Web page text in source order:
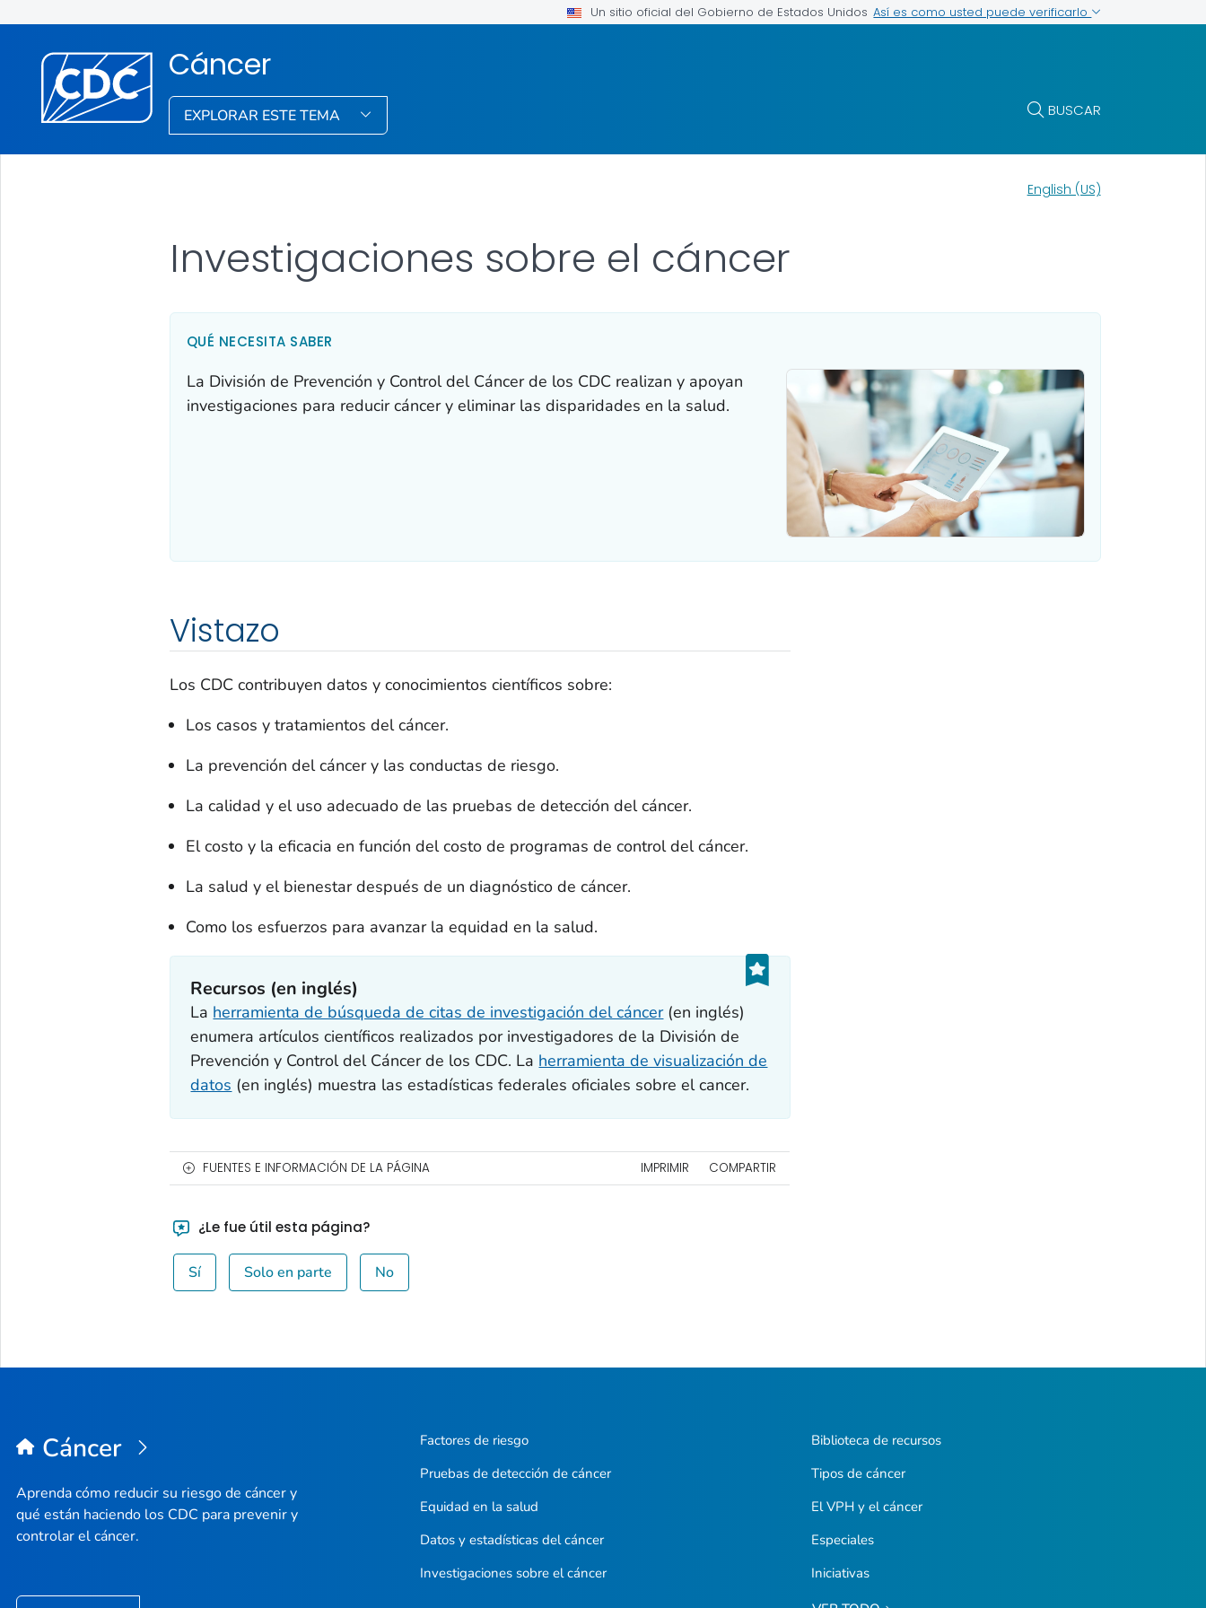
Un sitio oficial del Gobierno de Estados Unidos Así es como usted puede verificarlo
Cáncer
EXPLORAR ESTE TEMA BUSCAR
English (US)
Investigaciones sobre el cáncer
QUÉ NECESITA SABER
La División de Prevención y Control del Cáncer de los CDC realizan y apoyan
investigaciones para reducir cáncer y eliminar las disparidades en la salud.
Vistazo
Los CDC contribuyen datos y conocimientos científicos sobre:
Los casos y tratamientos del cáncer.
La prevención del cáncer y las conductas de riesgo.
La calidad y el uso adecuado de las pruebas de detección del cáncer.
El costo y la eficacia en función del costo de programas de control del cáncer.
La salud y el bienestar después de un diagnóstico de cáncer.
Como los esfuerzos para avanzar la equidad en la salud.
Recursos (en inglés)
La herramienta de búsqueda de citas de investigación del cáncer(en inglés)
enumera artículos científicos realizados por investigadores de la División de
Prevención y Control del Cáncer de los CDC. La herramienta de visualización de
datos (en inglés) muestra las estadísticas federales oficiales sobre el cancer.
FUENTES E INFORMACIÓN DE LA PÁGINA IMPRIMIR COMPARTIR
¿Le fue útil esta página?
Sí Solo en parte No
Cáncer
Aprenda cómo reducir su riesgo de cáncer y
qué están haciendo los CDC para prevenir y
controlar el cáncer.
Factores de riesgo
Pruebas de detección de cáncer
Equidad en la salud
Datos y estadísticas del cáncer
Investigaciones sobre el cáncer
Biblioteca de recursos
Tipos de cáncer
El VPH y el cáncer
Especiales
Iniciativas